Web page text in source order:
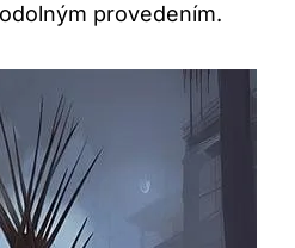
provedením.